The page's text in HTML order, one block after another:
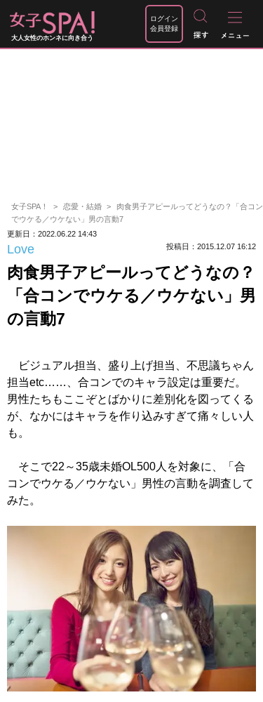
大人女性のホンネに向き合う
ログイン
会員登録
女子SPA！ 恋愛・結婚
肉食男子アピールってどうなの？「合コン
でウケる／ウケない」男の言動7
更新日：2022.06.22 14:43
Love 投稿日：2015.12.07 16:12
肉食男子アピールってどうなの？
「合コンでウケる／ウケない」男
の言動7
ビジュアル担当、盛り上げ担当、不思議ちゃん
担当etc……、合コンでのキャラ設定は重要だ。
男性たちもここぞとばかりに差別化を図ってくる
が、なかにはキャラを作り込みすぎて痛々しい人
も。
そこで22～35歳未婚OL500人を対象に、「合
コンでウケる／ウケない」男性の言動を調査して
みた。